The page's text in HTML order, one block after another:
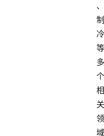
、
制
冷
等
多
个
相
关
领
域